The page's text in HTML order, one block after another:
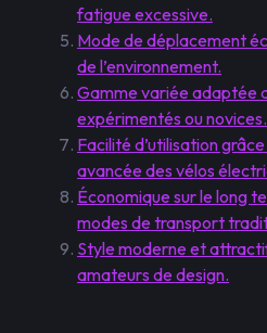
fatigue excessive.
Mode de déplacement
de l’environnement.
Gamme variée adaptée
expérimentés ou novices.
Facilité d’utilisation
avancée des vélos
Économique sur le long
modes de transport
Style moderne et
amateurs de design.